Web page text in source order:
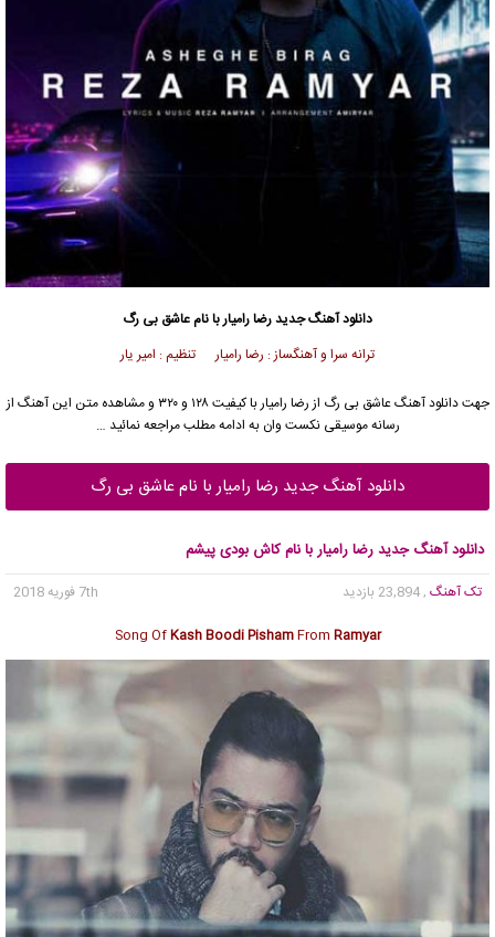
دانلود آهنگ جدیدرضا رامیاربا نام عاشق بی رگ
ترانه سرا و آهنگساز : رضا رامیار تنظیم : امیر یار
جهت دانلود آهنگ عاشق بی رگ از رضا رامیار
با کیفیت ۱۲۸ و ۳۲۰ و مشاهده متن این آهنگ از
رسانه موسیقی نکست وان به ادامه مطلب مراجعه نمائید …
دانلود آهنگ جدید رضا رامیار با نام عاشق بی رگ
دانلود آهنگ جدید رضا رامیار با نام کاش بودی پیشم
تک آهنگ , 23,894 بازدید
7th فوریه 2018
Song OfKash Boodi PishamFrom Ramyar